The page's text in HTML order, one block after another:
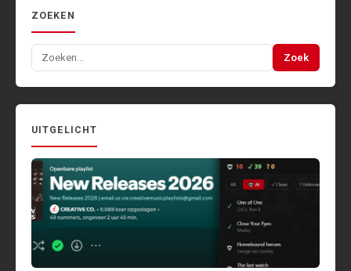
ZOEKEN
Zoeken
naar:
Zoek
UITGELICHT